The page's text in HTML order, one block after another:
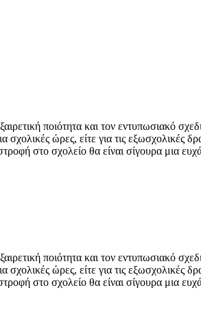
ποιότητα και τον εντυπωσιακό
ώρες, είτε για τις εξωσχολικές
στο σχολείο θα είναι σίγουρα μια
ποιότητα και τον εντυπωσιακό
ώρες, είτε για τις εξωσχολικές
στο σχολείο θα είναι σίγουρα μια